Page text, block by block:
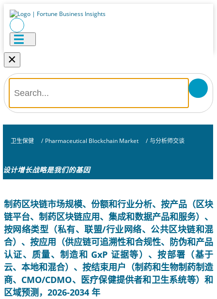
×
卫生保健 / Pharmaceutical Blockchain Market / 与分析师交谈
设计增长战略是我们的基因
制药区块链市场规模、份额和行业分析、按产品（区块
链平台、制药区块链应用、集成和数据产品和服务）、
按网络类型（私有、联盟/行业网络、公共区块链和混
合）、按应用（供应链可追溯性和合规性、防伪和产品
认证、质量、制造和 GxP 证据等）、按部署（基于
云、本地和混合）、按结束用户（制药和生物制药制造
商、CMO/CDMO、医疗保健提供者和卫生系统等）和
区域预测，2026-2034 年